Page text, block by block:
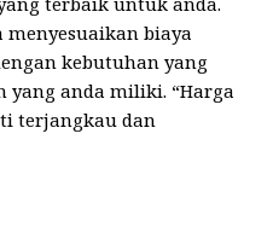
biaya
kebutuhan yang
yang anda miliki. “Harga
terjangkau dan